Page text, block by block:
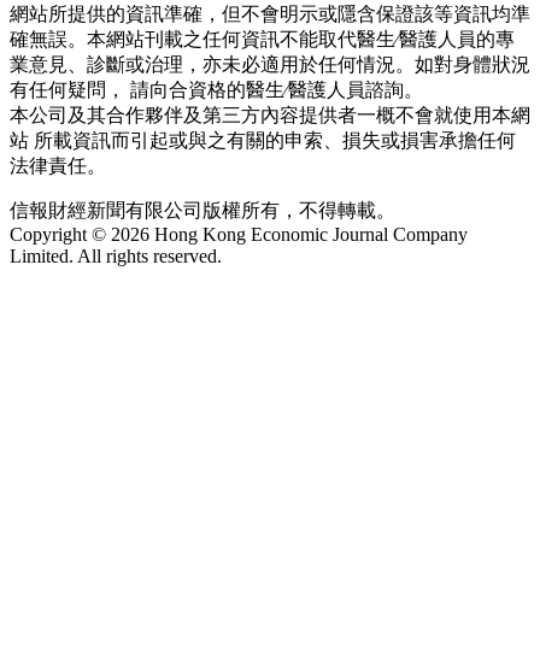
網站所提供的資訊準確，但不會明示或隱含保證該等資訊均準
確無誤。本網站刊載之任何資訊不能取代醫生∕醫護人員的專
業意見、診斷或治理，亦未必適用於任何情況。如對身體狀況
有任何疑問， 請向合資格的醫生∕醫護人員諮詢。
本公司及其合作夥伴及第三方內容提供者一概不會就使用本網
站 所載資訊而引起或與之有關的申索、損失或損害承擔任何
法律責任。
信報財經新聞有限公司版權所有，不得轉載。
Copyright © 2026 Hong Kong Economic Journal Company
Limited. All rights reserved.